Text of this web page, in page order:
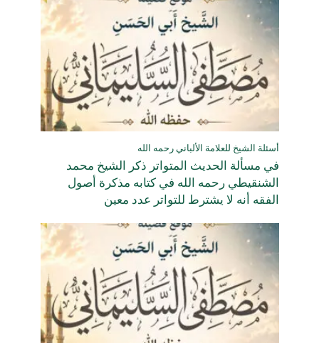
أسئلة الشيخ للعلامة الألباني رحمه الله
في مسألة الحديث المتواتر ذكر الشيخ محمد
الشنقيطي رحمه الله في كتابه مذكرة أصول
الفقه أنه لا يشترط للتواتر عدد معين